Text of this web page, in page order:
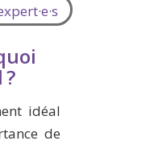
idéal
de